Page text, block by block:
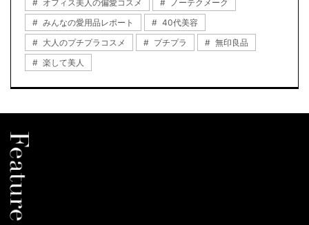
オフィス美人の偏愛コスメ
ノーテクメーク
みんなの愛用品レポート
40代美容
大人のプチプラコスメ
プチプラ
無印良品
楽して美人